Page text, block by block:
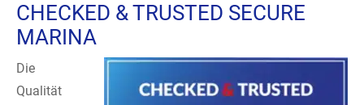
CHECKED & TRUSTED SECURE
MARINA
Die
Qualität